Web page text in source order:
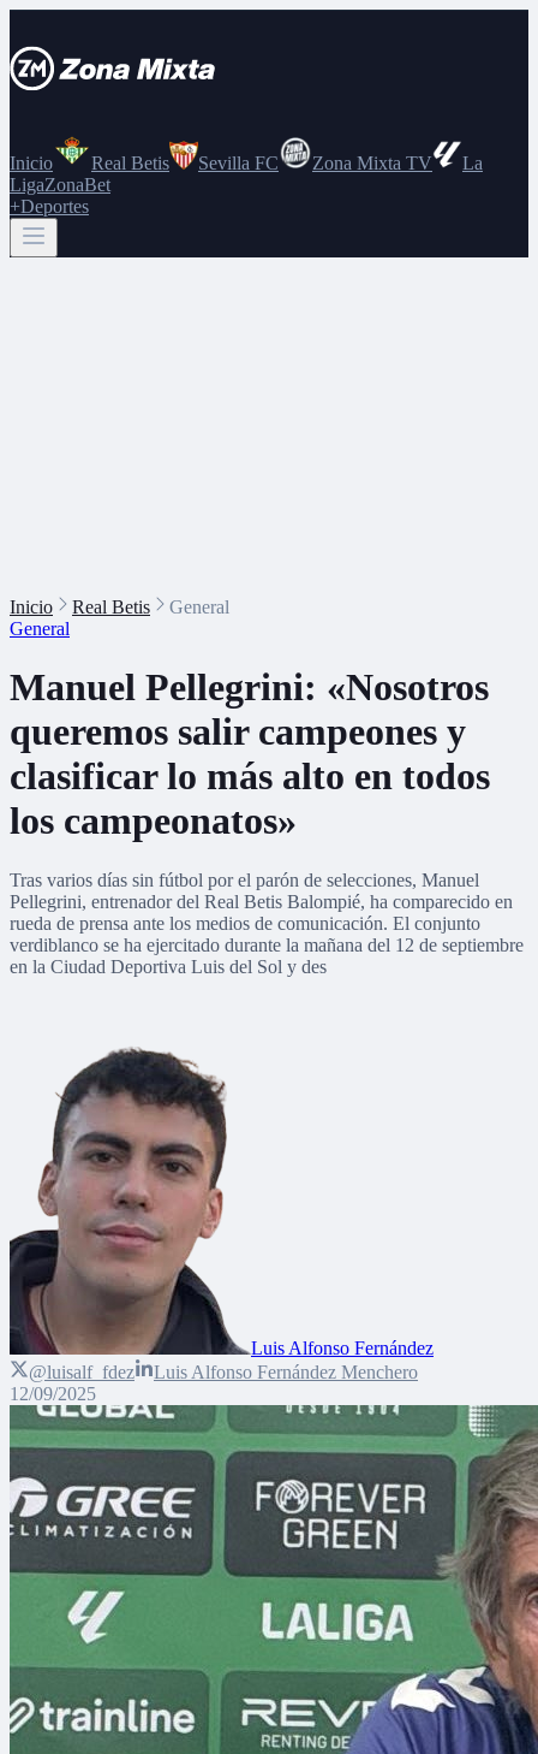
Inicio Real Betis Sevilla FC Zona Mixta TV
La
LigaZonaBet
+Deportes
Inicio Real Betis
General
General
Manuel Pellegrini: «Nosotros
queremos salir campeones y
clasificar lo más alto en todos
los campeonatos»
Tras varios días sin fútbol por el parón de selecciones, Manuel
Pellegrini, entrenador del Real Betis Balompié, ha comparecido en
rueda de prensa ante los medios de comunicación. El conjunto
verdiblanco se ha ejercitado durante la mañana del 12 de septiembre
en la Ciudad Deportiva Luis del Sol y des
Luis Alfonso Fernández
@luisalf_fdez
Luis Alfonso Fernández Menchero
12/09/2025